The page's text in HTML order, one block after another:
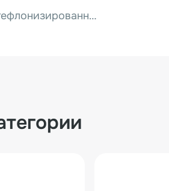
Конвейерная лента (тефлонизированная сетка) 2450x433 мм для BS-4525A